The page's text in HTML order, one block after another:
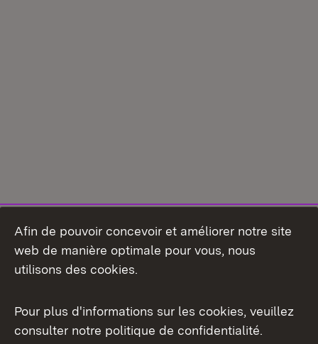
Aperçu des thèmes
Afin de pouvoir concevoir et améliorer notre site
web de manière optimale pour vous, nous
utilisons des cookies.
Pour plus d'informations sur les cookies, veuillez
consulter notre politique de confidentialité.